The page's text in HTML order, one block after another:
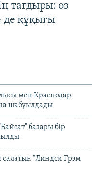
тағдыры: өз
де құқығы
мен Краснодар
шабуылдады
базары бір
салатын "Линдси Грэм